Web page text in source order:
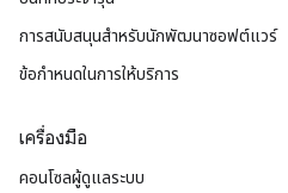
การสนับสนุนสำหรับนักพัฒนาซอฟต์แวร์
ข้อกำหนดในการให้บริการ
เครื่องมือ
คอนโซลผู้ดูแลระบบ